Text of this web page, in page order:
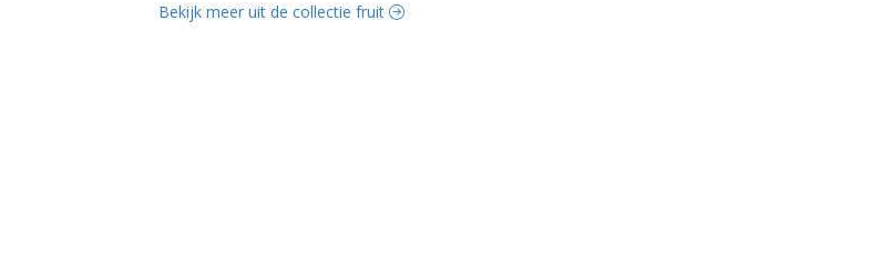
Bekijk meer uit de collectie fruit